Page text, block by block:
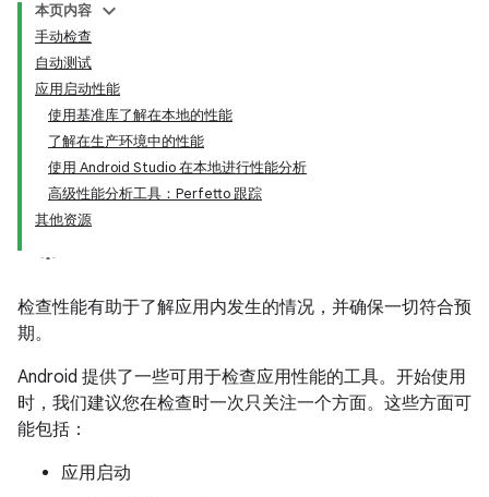
本页内容
手动检查
自动测试
应用启动性能
使用基准库了解在本地的性能
了解在生产环境中的性能
使用 Android Studio 在本地进行性能分析
高级性能分析工具：Perfetto 跟踪
其他资源
检查性能有助于了解应用内发生的情况，并确保一切符合预
期。
Android 提供了一些可用于检查应用性能的工具。开始使用
时，我们建议您在检查时一次只关注一个方面。这些方面可
能包括：
应用启动